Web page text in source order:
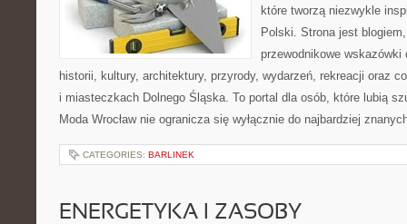
które tworzą niezwykle
Polski. Strona jest
przewodnikowe
historii, kultury, architektury, przyrody, wydarzeń, rekreacji oraz
i miasteczkach Dolnego Śląska. To portal dla osób, które lubią
Moda Wrocław nie ogranicza się wyłącznie do najbardziej
CATEGORIES: BARLINEK
ENERGETYKA I ZASOBY